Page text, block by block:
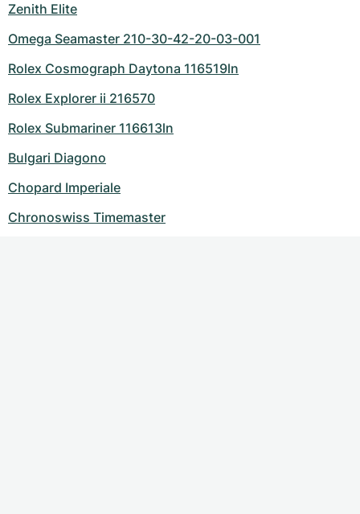
Zenith Elite
Omega Seamaster 210-30-42-20-03-001
Rolex Cosmograph Daytona 116519ln
Rolex Explorer ii 216570
Rolex Submariner 116613ln
Bulgari Diagono
Chopard Imperiale
Chronoswiss Timemaster